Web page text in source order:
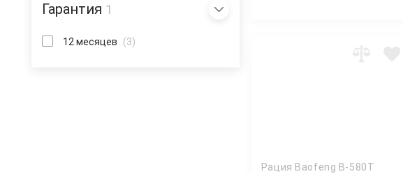
Гарантия 1
12 месяцев (3)
Рация Baofeng B-580T